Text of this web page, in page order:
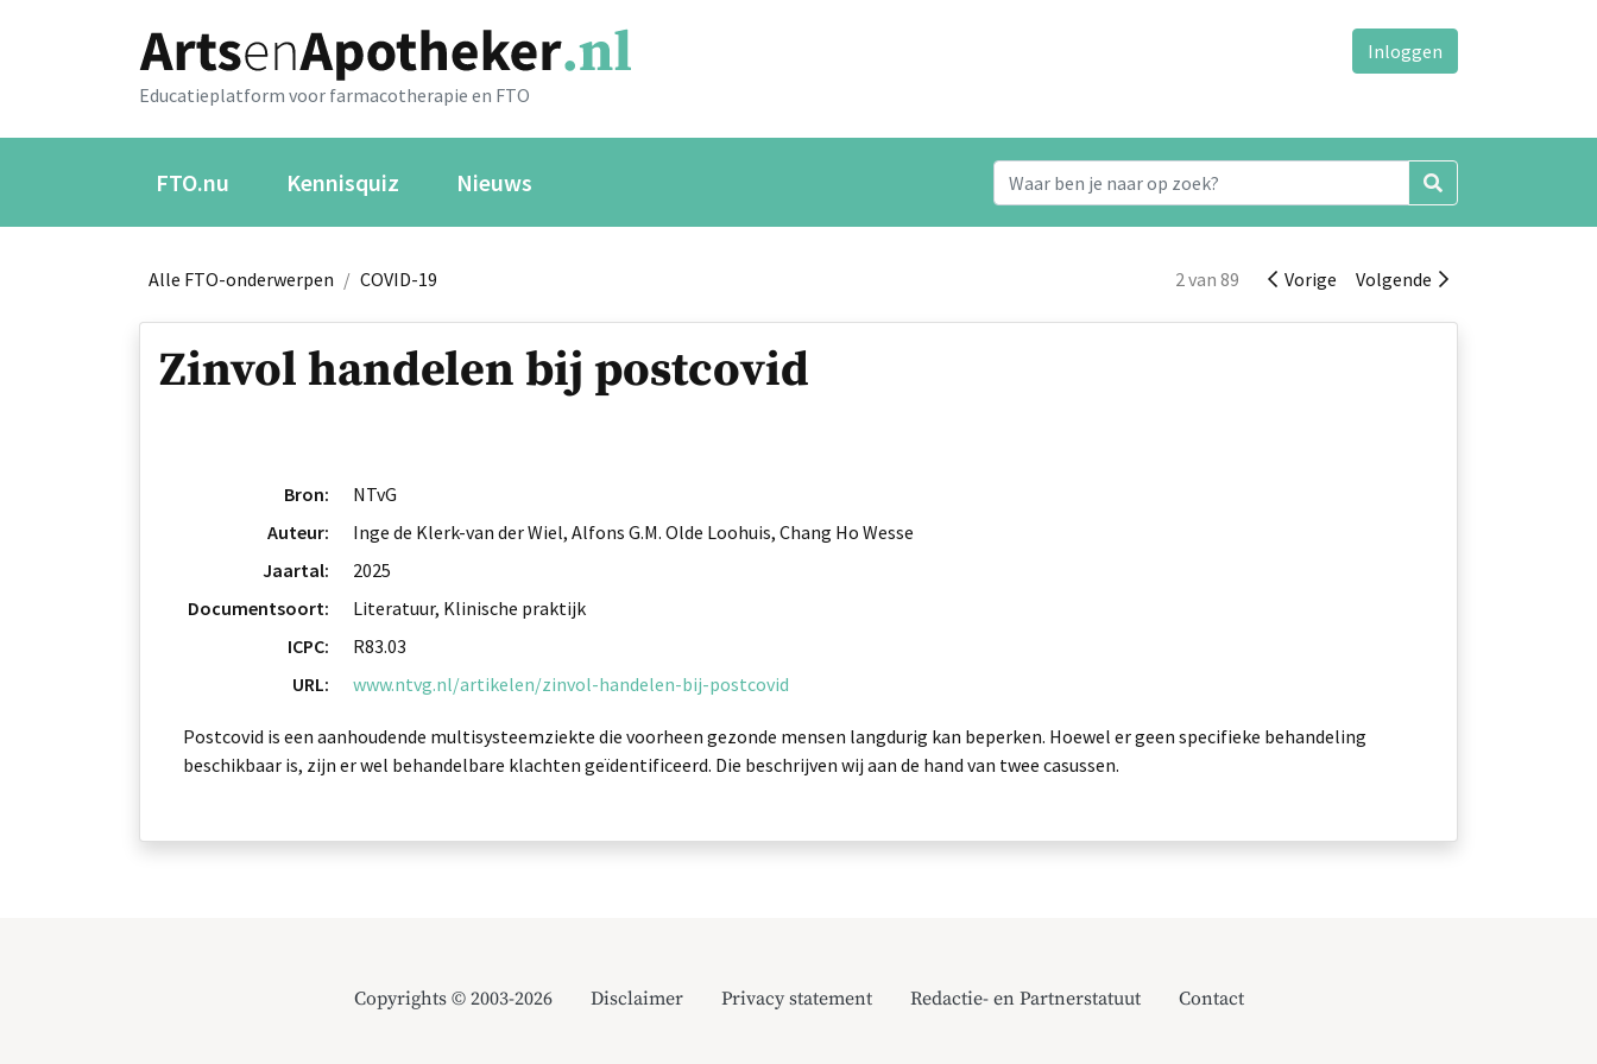
Educatieplatform voor farmacotherapie en FTO
Inloggen
FTO.nu Kennisquiz Nieuws
Alle FTO-onderwerpen / COVID-19 2 van 89 Vorige Volgende
Zinvol handelen bij postcovid
Bron:
NTvG
Auteur:
Inge de Klerk-van der Wiel, Alfons G.M. Olde Loohuis, Chang Ho Wesse
Jaartal:
2025
Documentsoort:
Literatuur, Klinische praktijk
ICPC:
R83.03
URL:
www.ntvg.nl/artikelen/zinvol-handelen-bij-postcovid
Postcovid is een aanhoudende multisysteemziekte die voorheen gezonde mensen langdurig kan beperken. Hoewel er geen specifieke behandeling
beschikbaar is, zijn er wel behandelbare klachten geïdentificeerd. Die beschrijven wij aan de hand van twee casussen.
Copyrights © 2003-2026 Disclaimer Privacy statement Redactie- en Partnerstatuut Contact